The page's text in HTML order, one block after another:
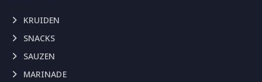
KRUIDEN
SNACKS
SAUZEN
MARINADE